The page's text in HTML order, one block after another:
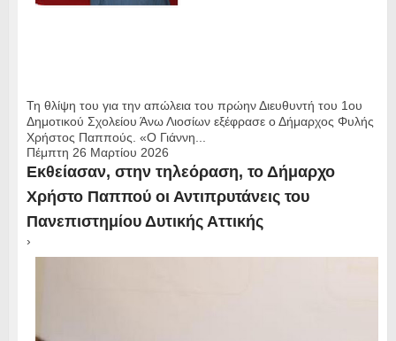
Τη θλίψη του για την απώλεια του πρώην Διευθυντή του 1ου
Δημοτικού Σχολείου Άνω Λιοσίων εξέφρασε ο Δήμαρχος Φυλής
Χρήστος Παππούς. «Ο Γιάννη...
Πέμπτη 26 Μαρτίου 2026
Εκθείασαν, στην τηλεόραση, το Δήμαρχο
Χρήστο Παππού οι Αντιπρυτάνεις του
Πανεπιστημίου Δυτικής Αττικής
›